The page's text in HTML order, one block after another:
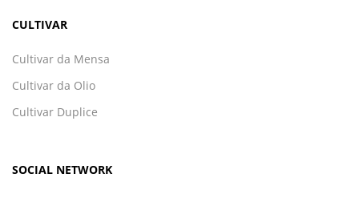
CULTIVAR
Cultivar da Mensa
Cultivar da Olio
Cultivar Duplice
SOCIAL NETWORK